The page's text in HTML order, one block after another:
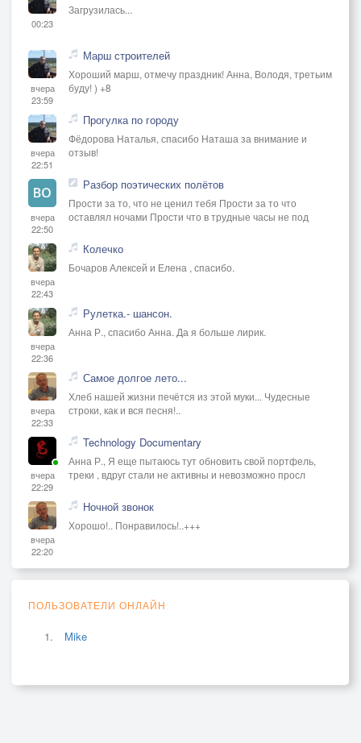
00:23
Загрузилась...
вчера
23:59
Марш строителей
Хороший марш, отмечу праздник! Анна, Володя, третьим
буду! ) +8
вчера
22:51
Прогулка по городу
Фёдорова Наталья, спасибо Наташа за внимание и
отзыв!
вчера
22:50
Разбор поэтических полётов
Прости за то, что не ценил тебя Прости за то что
оставлял ночами Прости что в трудные часы не под
вчера
22:43
Колечко
Бочаров Алексей и Елена , спасибо.
вчера
22:36
Рулетка.- шансон.
Анна Р., спасибо Анна. Да я больше лирик.
вчера
22:33
Самое долгое лето...
Хлеб нашей жизни печётся из этой муки... Чудесные
строки, как и вся песня!..
вчера
22:29
Technology Documentary
Анна Р., Я еще пытаюсь тут обновить свой портфель,
треки , вдруг стали не активны и невозможно просл
вчера
22:20
Ночной звонок
Хорошо!.. Понравилось!..+++
ПОЛЬЗОВАТЕЛИ ОНЛАЙН
Mike